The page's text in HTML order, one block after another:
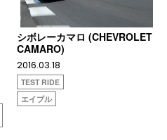
シボレーカマロ (CHEVROLET
CAMARO)
2016.03.18
TEST RIDE
エイブル